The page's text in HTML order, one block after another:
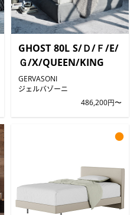
GHOST 80L S/Ｄ/Ｆ/E/
Ｇ/X/QUEEN/KING
GERVASONI
ジェルバゾーニ
486,200円〜
●